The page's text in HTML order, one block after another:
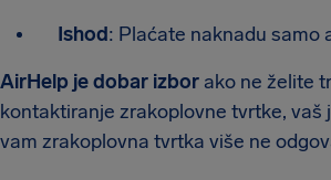
Ishod: Plaćate naknadu samo
AirHelp je dobar izbor ako ne želite
kontaktiranje zrakoplovne tvrtke, vaš
vam zrakoplovna tvrtka više ne